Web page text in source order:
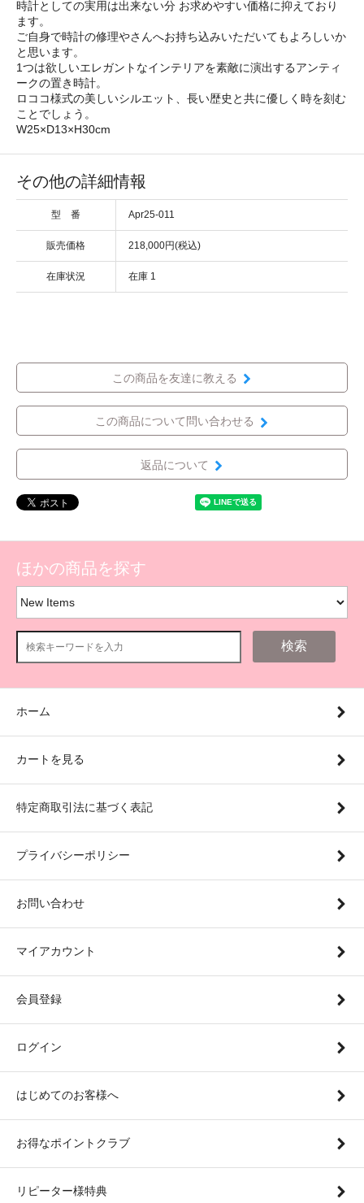
時計としての実用は出来ない分 お求めやすい価格に抑えており
ます。
ご自身で時計の修理やさんへお持ち込みいただいてもよろしいか
と思います。
1つは欲しいエレガントなインテリアを素敵に演出するアンティ
ークの置き時計。
ロココ様式の美しいシルエット、長い歴史と共に優しく時を刻む
ことでしょう。
W25×D13×H30cm
その他の詳細情報
型 番 Apr25-011
販売価格 218,000円(税込)
在庫状況 在庫 1
この商品を友達に教える
この商品について問い合わせる
返品について
ほかの商品を探す
検索
ホーム
カートを見る
特定商取引法に基づく表記
プライバシーポリシー
お問い合わせ
マイアカウント
会員登録
ログイン
はじめてのお客様へ
お得なポイントクラブ
リピーター様特典